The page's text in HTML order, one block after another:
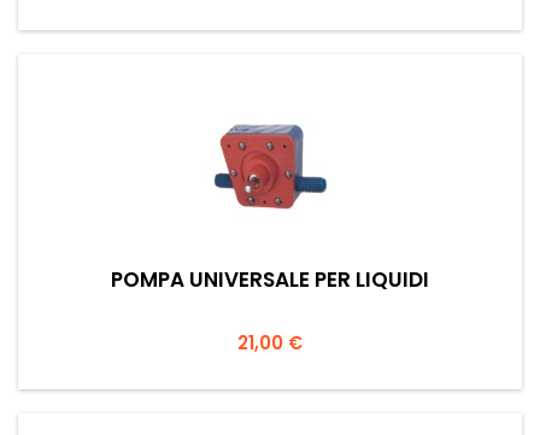
POMPA UNIVERSALE PER LIQUIDI
Prezzo
21,00 €